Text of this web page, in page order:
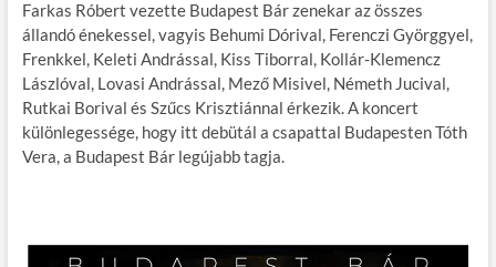
b
o
o
k
er
bl
r
es
t
m
e
g
Farkas Róbert vezette Budapest Bár zenekar az összes
állandó énekessel, vagyis Behumi Dórival, Ferenczi Györggyel,
Frenkkel, Keleti Andrással, Kiss Tiborral, Kollár-Klemencz
Lászlóval, Lovasi Andrással, Mező Misivel, Németh Jucival,
Rutkai Borival és Szűcs Krisztiánnal érkezik. A koncert
különlegessége, hogy itt debütál a csapattal Budapesten Tóth
Vera, a Budapest Bár legújabb tagja.